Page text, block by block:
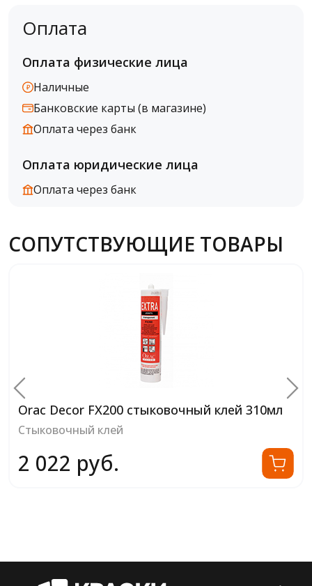
Оплата
Оплата физические лица
Наличные
Банковские карты (в магазине)
Оплата через банк
Оплата юридические лица
Оплата через банк
СОПУТСТВУЮЩИЕ ТОВАРЫ
Orac Decor FX200 стыковочный клей 310мл
Стыковочный клей
2 022 руб.